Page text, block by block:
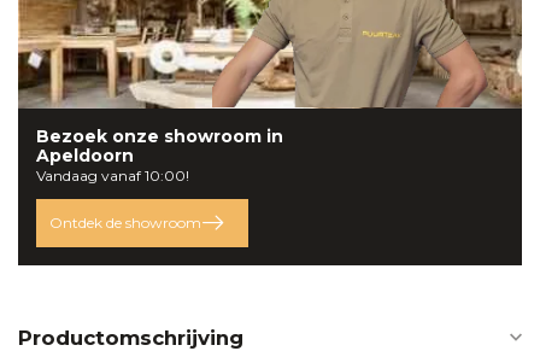
Bezoek onze showroom in
Apeldoorn
Vandaag vanaf 10:00!
Ontdek de showroom
Productomschrijving